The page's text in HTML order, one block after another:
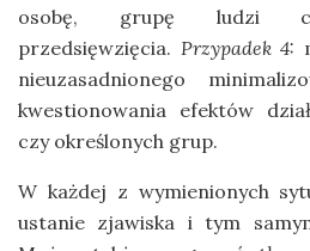
osobę, grupę ludzi
przedsięwzięcia. Przypadek 4:
nieuzasadnionego
kwestionowania efektów
czy określonych grup.
W każdej z wymienionych
ustanie zjawiska i tym